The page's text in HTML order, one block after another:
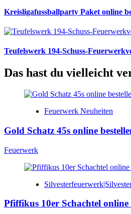
Kreisligafussballparty Paket online
Teufelswerk 194-Schuss-
Das hast du vielleicht
Feuerwerk Neuheiten
Gold Schatz 45s online
Feuerwerk
Pfiffikus 10er Schachtel online